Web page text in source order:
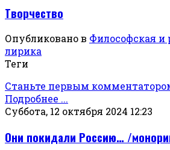
Творчество
Опубликовано в Философская и
лирика
Теги
Станьте первым
Подробнее ...
Суббота, 12 октября 2024 12:23
Они покидали Россию… /